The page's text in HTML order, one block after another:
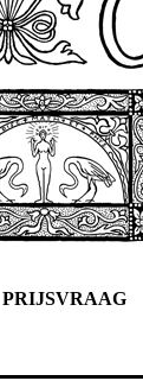
PRIJSVRAAG